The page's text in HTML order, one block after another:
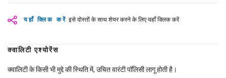
यहाँ क्लिक करें इसे दोस्तों के साथ शेयर करने के लिए यहाँ क्लिक करें
क्वालिटी एश्योरेंस
क्वालिटी के किसी भी मुद्दे की स्थिति में, उचित वारंटी पॉलिसी लागू होती है।